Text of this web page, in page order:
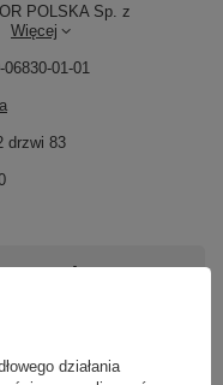
POLSKA Sp. z
Więcej
06830-01-01
drzwi 83
pytania?
działania